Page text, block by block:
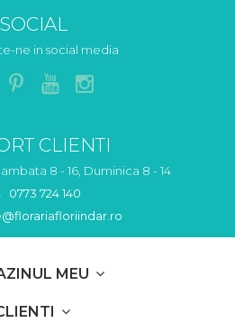
SOCIAL
ne in social media
CLIENTI
8 - 16, Duminica 8 - 14
0773 724 140
MEU